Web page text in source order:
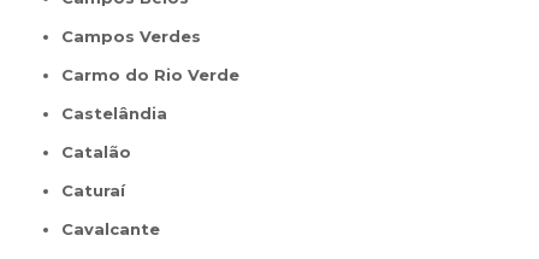
Campos Verdes
Carmo do Rio Verde
Castelândia
Catalão
Caturaí
Cavalcante